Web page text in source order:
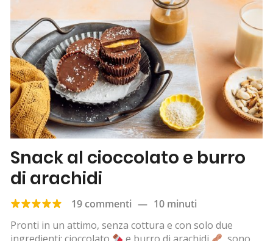
Snack al cioccolato e burro
di arachidi
19 commenti — 10 minuti
Pronti in un attimo, senza cottura e con solo due